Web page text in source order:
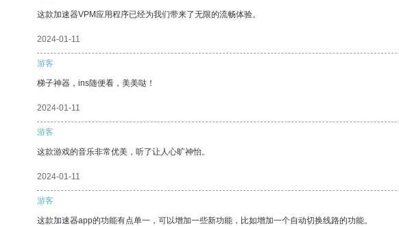
这款加速器VPM应用程序已经为我们带来了无限的流畅体验。
2024-01-11
游客
梯子神器，ins随便看，美美哒！
2024-01-11
游客
这款游戏的音乐非常优美，听了让人心旷神怡。
2024-01-11
游客
这款加速器app的功能有点单一，可以增加一些新功能，比如增加一个自动切换线路的功能。